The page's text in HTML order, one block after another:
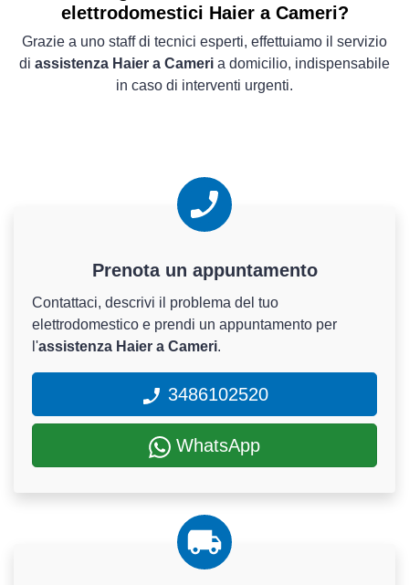
elettrodomestici Haier a Cameri?
Grazie a uno staff di tecnici esperti, effettuiamo il servizio
di assistenza Haier a Cameri a domicilio, indispensabile
in caso di interventi urgenti.
Prenota un appuntamento
Contattaci, descrivi il problema del tuo
elettrodomestico e prendi un appuntamento per
l'assistenza Haier a Cameri.
3486102520
WhatsApp